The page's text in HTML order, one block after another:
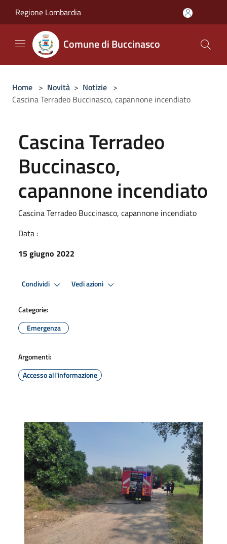
Regione Lombardia
Comune di Buccinasco
Home > Novità > Notizie >
Cascina Terradeo Buccinasco, capannone incendiato
Cascina Terradeo
Buccinasco,
capannone incendiato
Cascina Terradeo Buccinasco, capannone incendiato
Data :
15 giugno 2022
Condividi Vedi azioni
Categorie:
Emergenza
Argomenti:
Accesso all'informazione